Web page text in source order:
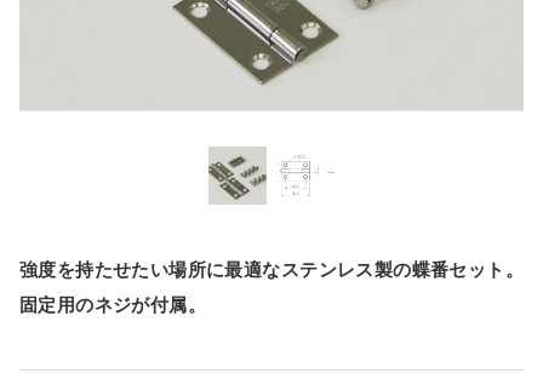
強度を持たせたい場所に最適なステンレス製の蝶番セット。
固定用のネジが付属。